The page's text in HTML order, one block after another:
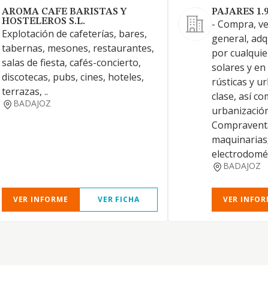
AROMA CAFE BARISTAS Y
HOSTELEROS S.L.
Explotación de cafeterías, bares,
tabernas, mesones, restaurantes,
salas de fiesta, cafés-concierto,
discotecas, pubs, cines, hoteles,
terrazas, ..
BADAJOZ
VER INFORME VER FICHA
PAJARES
- Compra,
general,
por
solares y
rústicas y
clase, así
BADAJOZ
VER